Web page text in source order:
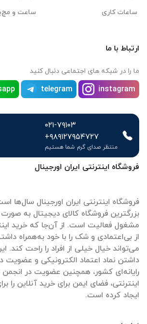
فروشگاه اینترنتی ایران اورجینال
فروشگاه اینترنتی ایران اورجینال سال‌ها
بزرگترین فروشگاه کالای دیجیتال به
مشغول فعالیت است. از آن‌جا که خرید
از بی‌اعتمادی و شک را با خود به‌همراه
می‌تواند خیال خیلی از افراد را راحت کند.
داشتن نماد اعتماد الکترونیکی و عضویت
رایانه‌ای کشور، همچنین عضویت در
اینترنتی، فضای ایمن برای خرید آنلاین را
ایجاد کرده است.
ساعات کاری
ساعت و
ارتباط با ما
ما را در شبکه های اجتماعی دنبال کنید
instagram
telegram
۰۲۱-۷۹۱۰۳
+۹۸۹۱۲۷۹۵۴۷۲۷
منتظر صدای گرم شما هستیم